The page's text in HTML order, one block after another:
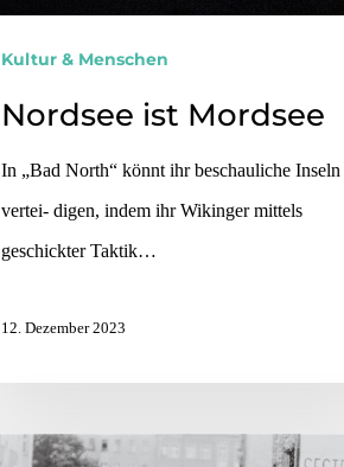
Kultur & Menschen
Nordsee ist Mordsee
In „Bad North“ könnt ihr beschauliche Inseln
vertei- digen, indem ihr Wikinger mittels
geschickter Taktik…
12. Dezember 2023